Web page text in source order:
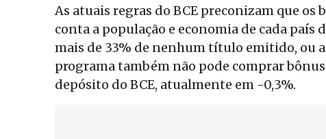
As atuais regras do BCE preconizam que
conta a população e economia de cada
mais de 33% de nenhum título emitido, ou
programa também não pode comprar
depósito do BCE, atualmente em -0,3%.